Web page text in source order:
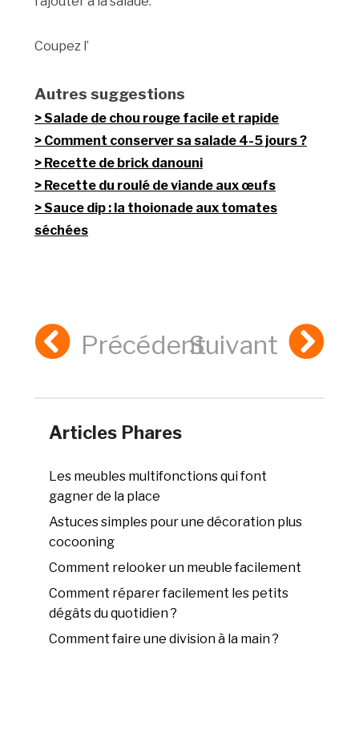
Coupez l’
Autres suggestions
Salade de chou rouge facile et rapide
Comment conserver sa salade 4-5 jours ?
Recette de brick danouni
Recette du roulé de viande aux œufs
Sauce dip : la thoionade aux tomates
séchées
PrécédentSuivant
Articles Phares
Les meubles multifonctions qui font
gagner de la place
Astuces simples pour une décoration plus
cocooning
Comment relooker un meuble facilement
Comment réparer facilement les petits
dégâts du quotidien ?
Comment faire une division à la main ?